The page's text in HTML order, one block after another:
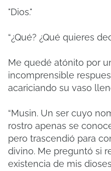
"Dios."
“¿Qué? ¿Qué quieres
Me quedé atónito por
incomprensible
acariciando su vaso
“Musin. Un ser cuyo
rostro apenas se
pero trascendió para
divino. Me preguntó si
existencia de mis